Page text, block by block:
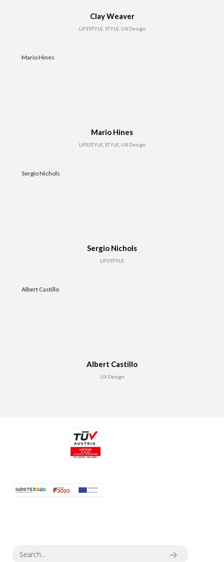
Clay Weaver
LIFESTYLE, STYLE, UX Design
Mario Hines
Mario Hines
LIFESTYLE, STYLE, UX Design
Sergio Nichols
Sergio Nichols
LIFESTYLE
Albert Castillo
Albert Castillo
UX Design